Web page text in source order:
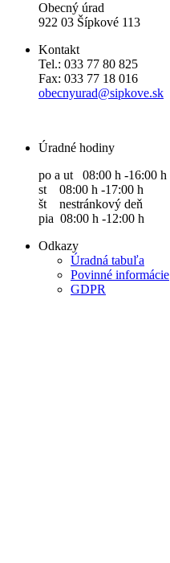
Obecný úrad
922 03 Šípkové 113
Kontakt
Tel.: 033 77 80 825
Fax: 033 77 18 016
obecnyurad@sipkove.sk
Úradné hodiny
po a ut 08:00 h -16:00 h
st 08:00 h -17:00 h
št nestránkový deň
pia 08:00 h -12:00 h
Odkazy
Úradná tabuľa
Povinné informácie
GDPR